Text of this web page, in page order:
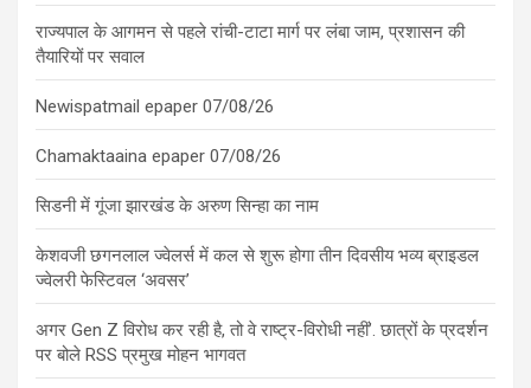
राज्यपाल के आगमन से पहले रांची-टाटा मार्ग पर लंबा जाम, प्रशासन की
तैयारियों पर सवाल
Newispatmail epaper 07/08/26
Chamaktaaina epaper 07/08/26
सिडनी में गूंजा झारखंड के अरुण सिन्हा का नाम
केशवजी छगनलाल ज्वेलर्स में कल से शुरू होगा तीन दिवसीय भव्य ब्राइडल
ज्वेलरी फेस्टिवल ‘अवसर’
अगर Gen Z विरोध कर रही है, तो वे राष्ट्र-विरोधी नहीं’. छात्रों के प्रदर्शन
पर बोले RSS प्रमुख मोहन भागवत